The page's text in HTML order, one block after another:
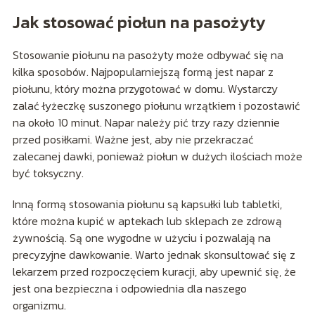
Jak stosować piołun na pasożyty
Stosowanie piołunu na pasożyty może odbywać się na
kilka sposobów. Najpopularniejszą formą jest napar z
piołunu, który można przygotować w domu. Wystarczy
zalać łyżeczkę suszonego piołunu wrzątkiem i pozostawić
na około 10 minut. Napar należy pić trzy razy dziennie
przed posiłkami. Ważne jest, aby nie przekraczać
zalecanej dawki, ponieważ piołun w dużych ilościach może
być toksyczny.
Inną formą stosowania piołunu są kapsułki lub tabletki,
które można kupić w aptekach lub sklepach ze zdrową
żywnością. Są one wygodne w użyciu i pozwalają na
precyzyjne dawkowanie. Warto jednak skonsultować się z
lekarzem przed rozpoczęciem kuracji, aby upewnić się, że
jest ona bezpieczna i odpowiednia dla naszego
organizmu.